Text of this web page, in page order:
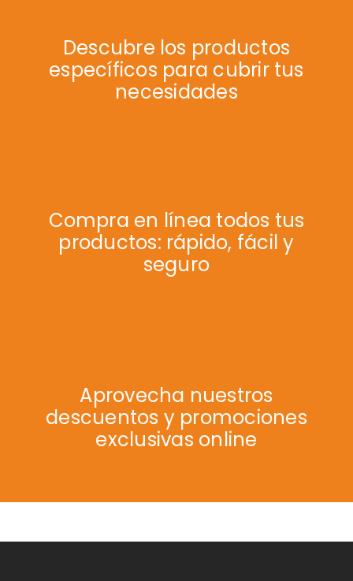
Descubre los productos
específicos para cubrir tus
necesidades
Compra en línea todos tus
productos: rápido, fácil y
seguro
Aprovecha nuestros
descuentos y promociones
exclusivas online